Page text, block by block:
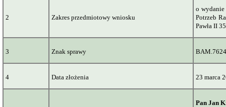
2 Zakres przedmiotowy wniosku
o
Potrzeb
Pawła II
3 Znak sprawy
4 Data złożenia 23 marca
Pan Jan